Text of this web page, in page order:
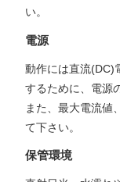
い。
電源
動作には直流(DC)
するために、電源
また、最大電流値
て下さい。
保管環境